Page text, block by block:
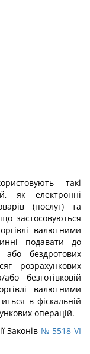
такі
як електронні
(послуг) та
застосовуються
валютними
подавати до
бездротових
розрахункових
безготівковій
валютними
в фіскальній
операцій.
Законів № 5518-VI